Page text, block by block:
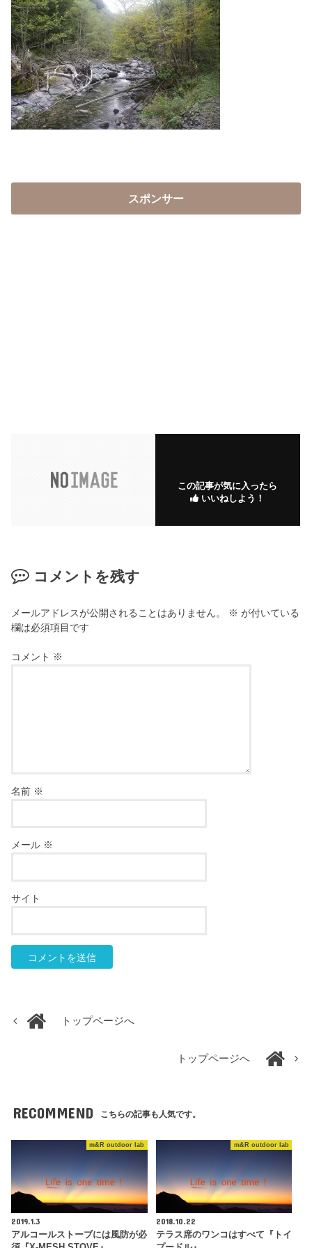
スポンサー
この記事が気に入ったら
いいねしよう！
コメントを残す
メールアドレスが公開されることはありません。 ※ が付いている
欄は必須項目です
コメント ※
名前 ※
メール ※
サイト
トップページへ
トップページへ
RECOMMEND こちらの記事も人気です。
m&R outdoor lab
2019.1.3
アルコールストーブには風防が必
m&R outdoor lab
2018.10.22
テラス席のワンコはすべて『トイ